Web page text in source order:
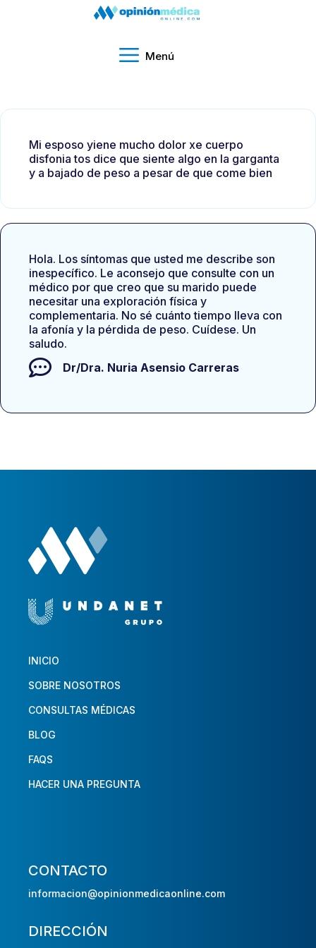
Menú
Mi esposo yiene mucho dolor xe cuerpo
disfonia tos dice que siente algo en la garganta
y a bajado de peso a pesar de que come bien
Hola. Los síntomas que usted me describe son
inespecífico. Le aconsejo que consulte con un
médico por que creo que su marido puede
necesitar una exploración física y
complementaria. No sé cuánto tiempo lleva con
la afonía y la pérdida de peso. Cuídese. Un
saludo.
Dr/Dra. Nuria Asensio Carreras
INICIO
SOBRE NOSOTROS
CONSULTAS MÉDICAS
BLOG
FAQS
HACER UNA PREGUNTA
CONTACTO
informacion@opinionmedicaonline.com
DIRECCIÓN